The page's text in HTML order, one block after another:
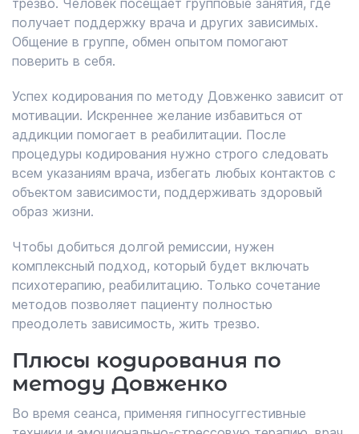
трезво. Человек посещает групповые занятия, где
получает поддержку врача и других зависимых.
Общение в группе, обмен опытом помогают
поверить в себя.
Успех кодирования по методу Довженко зависит от
мотивации. Искреннее желание избавиться от
аддикции помогает в реабилитации. После
процедуры кодирования нужно строго следовать
всем указаниям врача, избегать любых контактов с
объектом зависимости, поддерживать здоровый
образ жизни.
Чтобы добиться долгой ремиссии, нужен
комплексный подход, который будет включать
психотерапию, реабилитацию. Только сочетание
методов позволяет пациенту полностью
преодолеть зависимость, жить трезво.
Плюсы кодирования по
методу Довженко
Во время сеанса, применяя гипносуггестивные